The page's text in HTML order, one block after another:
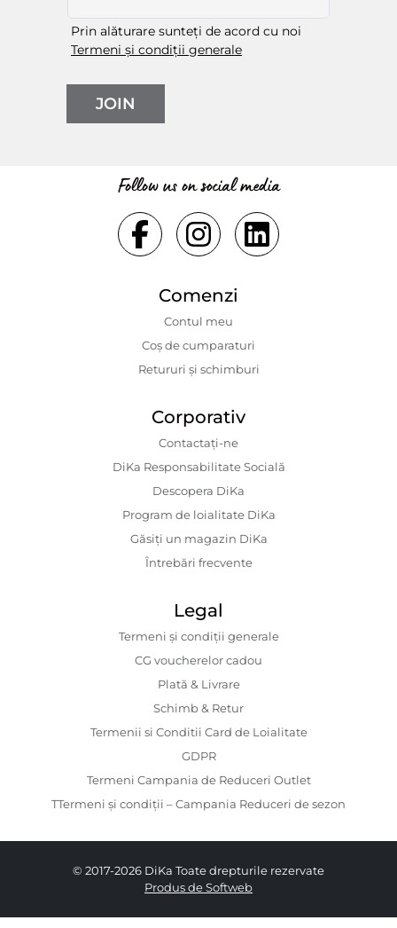
Prin alăturare sunteți de acord cu noi
Termeni și condiții generale
JOIN
Follow us on social media
Comenzi
Contul meu
Coș de cumparaturi
Retururi și schimburi
Corporativ
Contactaţi-ne
DiKa Responsabilitate Socială
Descopera DiKa
Program de loialitate DiKa
Găsiți un magazin DiKa
Întrebări frecvente
Legal
Termeni și condiții generale
CG voucherelor cadou
Plată & Livrare
Schimb & Retur
Termenii si Conditii Card de Loialitate
GDPR
Termeni Campania de Reduceri Outlet
TTermeni și condiții – Campania Reduceri de sezon
© 2017-2026 DiKa Toate drepturile rezervate
Produs de Softweb